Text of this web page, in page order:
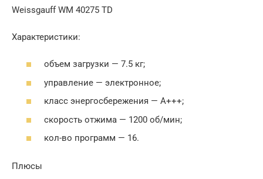
Weissgauff WM 40275 TD
Характеристики:
объем загрузки — 7.5 кг;
управление — электронное;
класс энергосбережения — А+++;
скорость отжима — 1200 об/мин;
кол-во программ — 16.
Плюсы